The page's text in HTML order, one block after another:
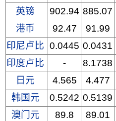
英镑
902.94 885.07
港币
92.47 91.99
印尼卢比 0.0445 0.0431
印度卢比
- 8.1738
日元
4.565 4.477
韩国元
0.5242 0.5139
澳门元
89.8 89.01